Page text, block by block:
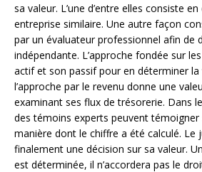
sa valeur. L’une d’entre elles consiste
entreprise similaire. Une autre façon
par un évaluateur professionnel afin de
indépendante. L’approche fondée sur
actif et son passif pour en déterminer la
l’approche par le revenu donne une
examinant ses flux de trésorerie. Dans
des témoins experts peuvent témoigner
manière dont le chiffre a été calculé. Le
finalement une décision sur sa valeur.
est déterminée, il n’accordera pas le